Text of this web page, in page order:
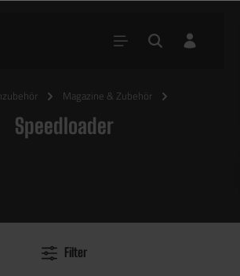
Magazine & Zubehör
Speedloader
Filter